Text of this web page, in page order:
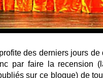
des derniers jours
par faire la recension
sur ce blogue) de